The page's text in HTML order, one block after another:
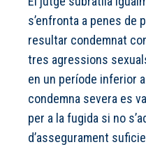
s’enfronta a penes de
resultar condemnat
tres agressions
en un període inferior
condemna severa es
per a la fugida si no
d’assegurament